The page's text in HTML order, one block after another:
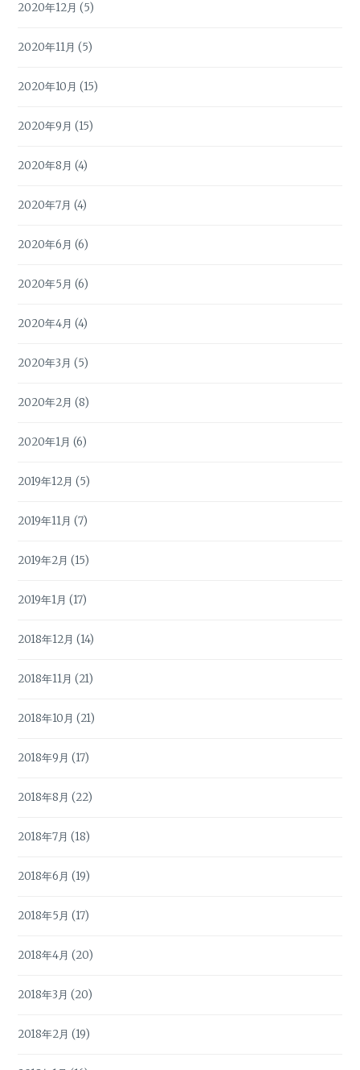
2020年12月 (5)
2020年11月 (5)
2020年10月 (15)
2020年9月 (15)
2020年8月 (4)
2020年7月 (4)
2020年6月 (6)
2020年5月 (6)
2020年4月 (4)
2020年3月 (5)
2020年2月 (8)
2020年1月 (6)
2019年12月 (5)
2019年11月 (7)
2019年2月 (15)
2019年1月 (17)
2018年12月 (14)
2018年11月 (21)
2018年10月 (21)
2018年9月 (17)
2018年8月 (22)
2018年7月 (18)
2018年6月 (19)
2018年5月 (17)
2018年4月 (20)
2018年3月 (20)
2018年2月 (19)